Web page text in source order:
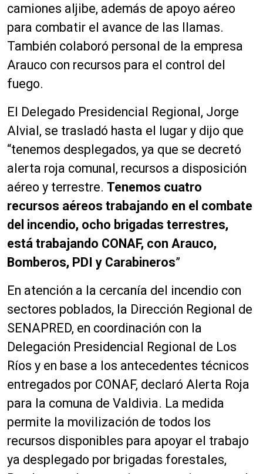
camiones aljibe, además de apoyo aéreo
para combatir el avance de las llamas.
También colaboró personal de la empresa
Arauco con recursos para el control del
fuego.
El Delegado Presidencial Regional, Jorge
Alvial, se trasladó hasta el lugar y dijo que
“tenemos desplegados, ya que se decretó
alerta roja comunal, recursos a disposición
aéreo y terrestre. Tenemos cuatro
recursos aéreos trabajando en el combate
del incendio, ocho brigadas terrestres,
está trabajando CONAF, con Arauco,
Bomberos, PDI y Carabineros”
En atención a la cercanía del incendio con
sectores poblados, la Dirección Regional de
SENAPRED, en coordinación con la
Delegación Presidencial Regional de Los
Ríos y en base a los antecedentes técnicos
entregados por CONAF, declaró Alerta Roja
para la comuna de Valdivia. La medida
permite la movilización de todos los
recursos disponibles para apoyar el trabajo
ya desplegado por brigadas forestales,